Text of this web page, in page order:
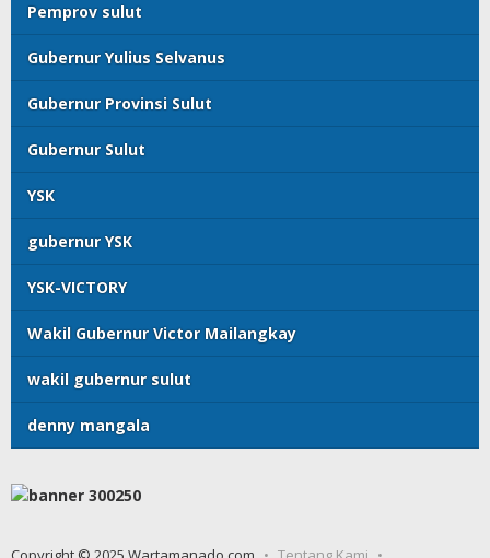
Pemprov sulut
Gubernur Yulius Selvanus
Gubernur Provinsi Sulut
Gubernur Sulut
YSK
gubernur YSK
YSK-VICTORY
Wakil Gubernur Victor Mailangkay
wakil gubernur sulut
denny mangala